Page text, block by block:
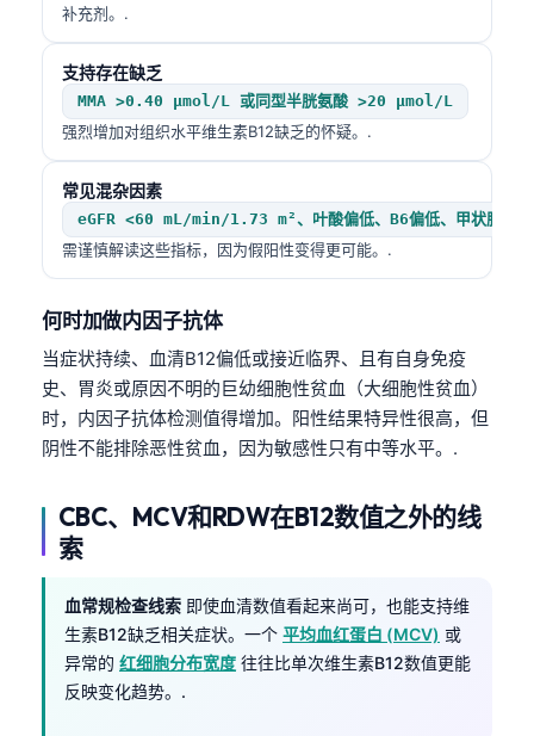
补充剂。.
支持存在缺乏
MMA >0.40 µmol/L 或同型半胱氨酸 >20 µmol/L
强烈增加对组织水平维生素B12缺乏的怀疑。.
常见混杂因素
eGFR <60 mL/min/1.73 m²、叶酸偏低、B6偏低、甲状腺功能
需谨慎解读这些指标，因为假阳性变得更可能。.
何时加做内因子抗体
当症状持续、血清B12偏低或接近临界、且有自身免疫
史、胃炎或原因不明的巨幼细胞性贫血（大细胞性贫血）
时，内因子抗体检测值得增加。阳性结果特异性很高，但
阴性不能排除恶性贫血，因为敏感性只有中等水平。.
CBC、MCV和RDW在B12数值之外的线
索
血常规检查线索 即使血清数值看起来尚可，也能支持维
生素B12缺乏相关症状。一个 平均血红蛋白 (MCV) 或
异常的 红细胞分布宽度 往往比单次维生素B12数值更能
反映变化趋势。.
Basa Jawa
Cebuano
ئۇيغۇرچە
Беларуская мова
Frysk
Ślōnskŏ gŏdka
Norsk bokmål